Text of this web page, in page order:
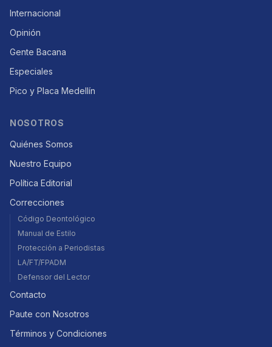
Internacional
Opinión
Gente Bacana
Especiales
Pico y Placa Medellín
NOSOTROS
Quiénes Somos
Nuestro Equipo
Política Editorial
Correcciones
Código Deontológico
Manual de Estilo
Protección a Periodistas
LA/FT/FPADM
Defensor del Lector
Contacto
Paute con Nosotros
Términos y Condiciones